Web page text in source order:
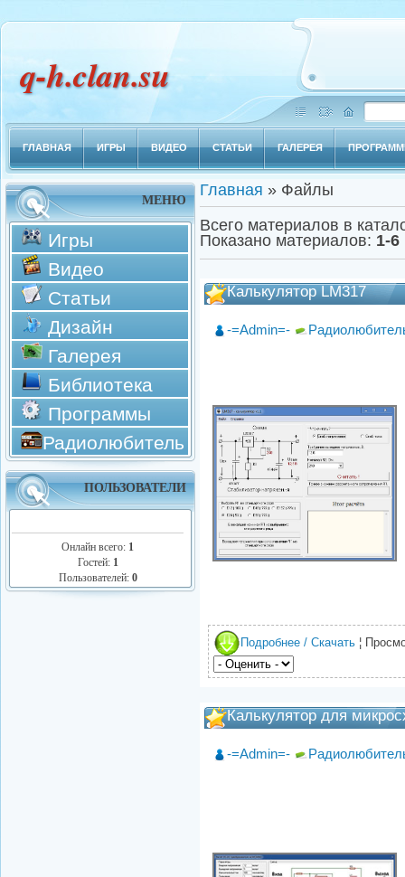
q-h.clan.su
ГЛАВНАЯ ИГРЫ ВИДЕО СТАТЬИ ГАЛЕРЕЯ
МЕНЮ
Игры
Видео
Статьи
Дизайн
Галерея
Библиотека
Программы
Радиолюбитель
ПОЛЬЗОВАТЕЛИ
Онлайн всего: 1
Гостей: 1
Пользователей: 0
Главная » Файлы
Всего материалов в
Показано материалов: 1-6
Калькулятор LM317
-=Admin=-
Подробнее / Скачать ¦
Калькулятор для
-=Admin=-